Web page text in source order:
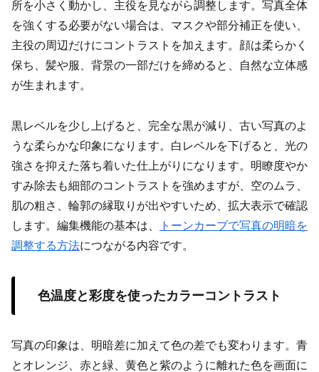
所を小さく動かし、主役を見ながら調整します。写真全体
を強くする必要がない場合は、マスクや部分補正を使い、
主役の周辺だけにコントラストを加えます。顔は柔らかく
保ち、髪や服、背景の一部だけを締めると、自然な立体感
が生まれます。
黒レベルを少し上げると、完全な黒が減り、古い写真のよ
うな柔らかな印象になります。白レベルを下げると、光の
強さを抑えた落ち着いた仕上がりになります。明瞭度やか
すみ除去も細部のコントラストを強めますが、空のムラ、
肌の粗さ、輪郭の縁取りが出やすいため、拡大表示で確認
します。編集機能の基本は、
トーンカーブで写真の明暗を
調整する方法につながる内容です。
色温度と彩度を使ったカラーコントラスト
写真の印象は、明暗差に加えて色の差でも変わります。青
とオレンジ、赤と緑、黄色と紫のように離れた色を画面に